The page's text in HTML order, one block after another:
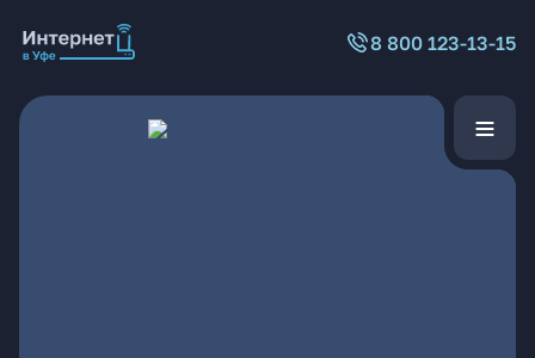
8 800 123-13-15